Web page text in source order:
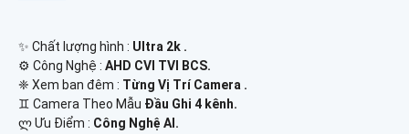
✨ Chất lượng hình : Ultra 2k .
⚙ Công Nghệ : AHD CVI TVI BCS.
❈ Xem ban đêm : Từng Vị Trí Camera .
♊ Camera Theo Mẫu Đầu Ghi 4 kênh.
️ლ Ưu Điểm : Công Nghệ AI.